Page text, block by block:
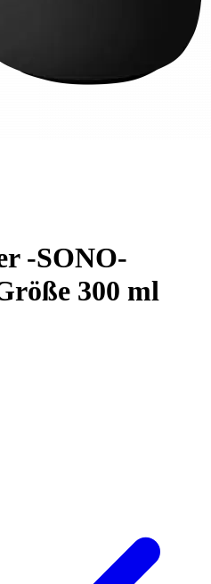
-SONO-
300 ml